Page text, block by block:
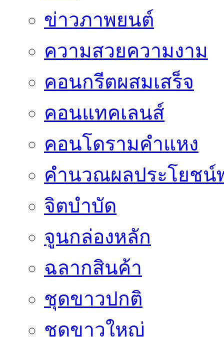
ข่าวภาพยนต์
ความสวยความงาม
คอนกรีตผสมเสร็จ
คอนแทคเลนส์
คอนโดรามคำแหง
คำนวณผลประโยชน์
จิตบำบัด
จูนกล่องหลัก
ฉลากสินค้า
ชุดขาวปกติ
ชุดขาวใหญ่